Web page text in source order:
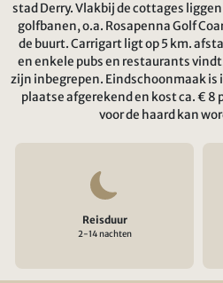
stad Derry. Vlakbij de cottages
golfbanen, o.a. Rosapenna Golf
de buurt. Carrigart ligt op 5 km.
en enkele pubs en restaurants
zijn inbegrepen. Eindschoonmaak
plaatse afgerekend en kost ca. € 8
voor de haard kan
Reisduur
2-14 nachten